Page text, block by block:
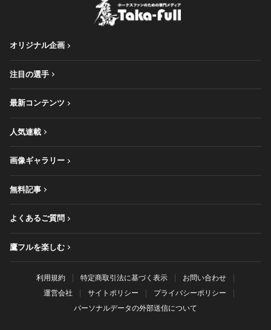
オリジナル企画
注目の選手
最新コンテンツ
人気連載
画像ギャラリー
無料記事
よくあるご質問
鷹フルを楽しむ
利用規約 特定商取引法に基づく表示
お問い合わせ
運営会社
サイトポリシー
プライバシーポリシー
パーソナルデータの外部送信について